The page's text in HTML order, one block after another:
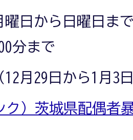
曜日から日曜日ま
分まで
月29日から1月3
ク）茨城県配偶者